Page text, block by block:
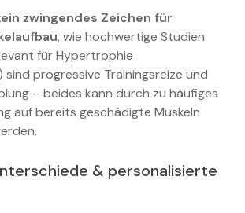
zwingendes Zeichen für
, wie hochwertige Studien
für Hypertrophie
sind progressive Trainingsreize und
– beides kann durch zu häufiges
auf bereits geschädigte Muskeln
& personalisierte